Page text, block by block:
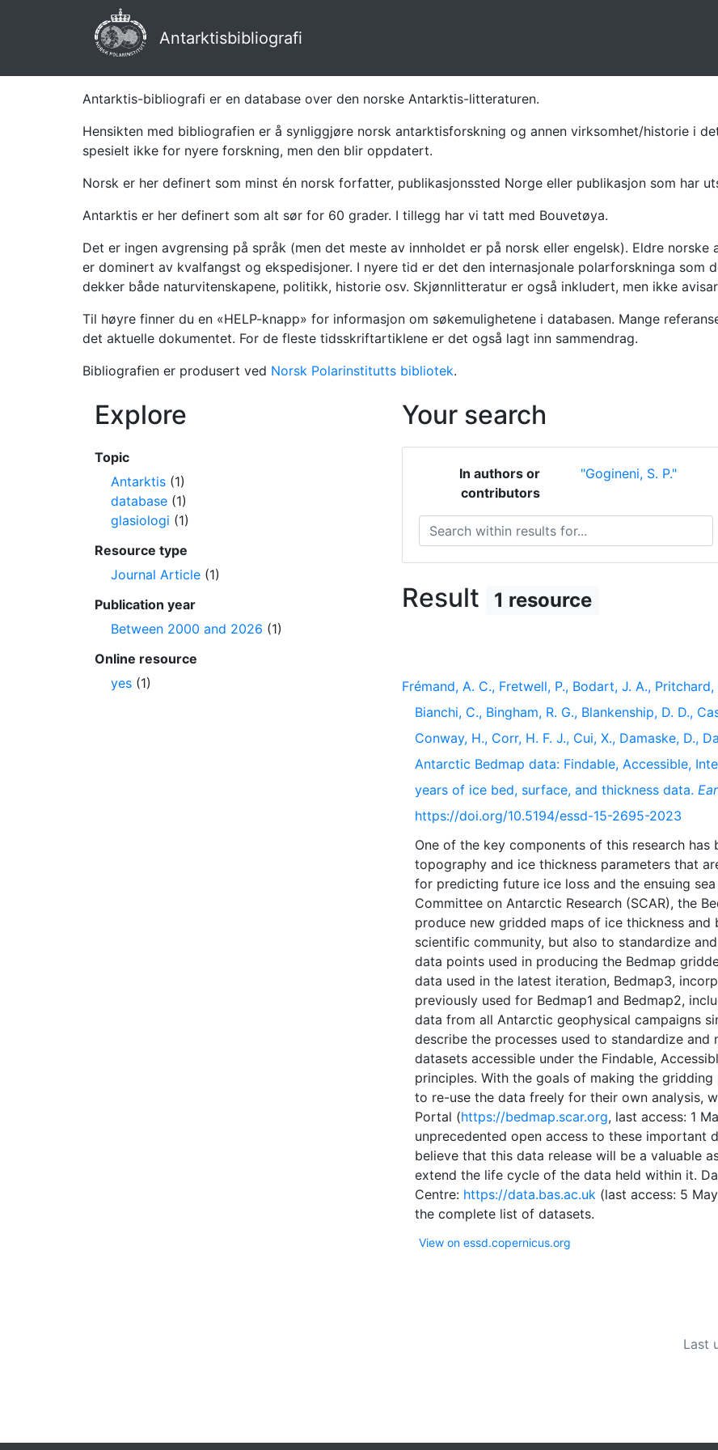
Antarktisbibliografi
Antarktis-bibliografi er en database over den norske Antarktis-litteraturen.
Hensikten med bibliografien er å synliggjøre norsk antarktisforskning og annen virksomhet/historie i
spesielt ikke for nyere forskning, men den blir oppdatert.
Norsk er her definert som minst én norsk forfatter, publikasjonssted Norge eller publikasjon som har
Antarktis er her definert som alt sør for 60 grader. I tillegg har vi tatt med Bouvetøya.
Det er ingen avgrensing på språk (men det meste av innholdet er på norsk eller engelsk). Eldre
er dominert av kvalfangst og ekspedisjoner. I nyere tid er det den internasjonale polarforskninga som
dekker både naturvitenskapene, politikk, historie osv. Skjønnlitteratur er også inkludert, men ikke
Til høyre finner du en «HELP-knapp» for informasjon om søkemulighetene i databasen. Mange
det aktuelle dokumentet. For de fleste tidsskriftartiklene er det også lagt inn sammendrag.
Bibliografien er produsert ved Norsk Polarinstitutts bibliotek.
Your search
In authors or
contributors
"Gogineni, S. P."
Search within results for...
Result 1 resource
Frémand, A. C., Fretwell, P., Bodart, J. A.,
Bianchi, C., Bingham, R. G., Blankenship, D. D.,
Conway, H., Corr, H. F. J., Cui, X., Damaske, D.,
Antarctic Bedmap data: Findable, Accessible,
years of ice bed, surface, and thickness data.
https://doi.org/10.5194/essd-15-2695-2023
One of the key components of this research
topography and ice thickness parameters that
for predicting future ice loss and the ensuing
Committee on Antarctic Research (SCAR), the
produce new gridded maps of ice thickness
scientific community, but also to standardize
data points used in producing the Bedmap
data used in the latest iteration, Bedmap3,
previously used for Bedmap1 and Bedmap2,
data from all Antarctic geophysical campaigns
describe the processes used to standardize
datasets accessible under the Findable,
principles. With the goals of making the
to re-use the data freely for their own analysis,
Portal (https://bedmap.scar.org, last access: 1
unprecedented open access to these important
believe that this data release will be a valuable
extend the life cycle of the data held within it.
Centre: https://data.bas.ac.uk (last access: 5
View on essd.copernicus.org
Last
Explore
Topic
Antarktis (1)
database (1)
glasiologi (1)
Resource type
Journal Article (1)
Publication year
Between 2000 and 2026 (1)
Online resource
yes (1)